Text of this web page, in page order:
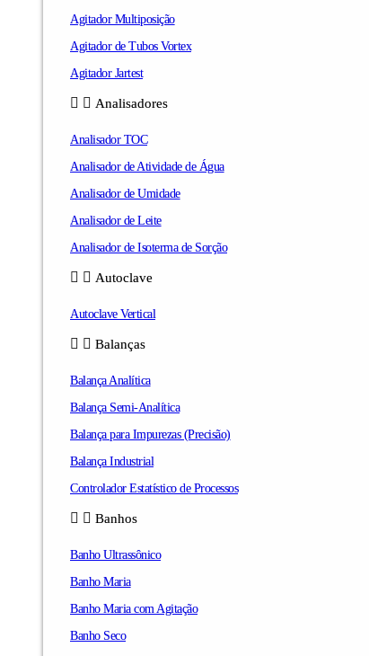
Agitador Multiposição
Agitador de Tubos Vortex
Agitador Jartest
Analisadores
Analisador TOC
Analisador de Atividade de Água
Analisador de Umidade
Analisador de Leite
Analisador de Isoterma de Sorção
Autoclave
Autoclave Vertical
Balanças
Balança Analítica
Balança Semi-Analítica
Balança para Impurezas (Precisão)
Balança Industrial
Controlador Estatístico de Processos
Banhos
Banho Ultrassônico
Banho Maria
Banho Maria com Agitação
Banho Seco